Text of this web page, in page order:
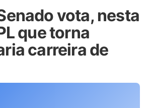
vota, nesta
que torna
carreira de